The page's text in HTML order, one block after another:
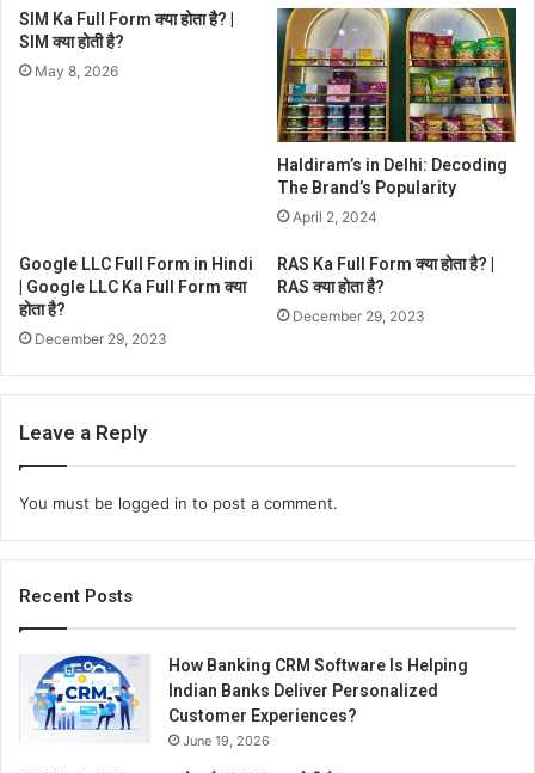
SIM Ka Full Form क्या होता है? |
SIM क्या होती है?
May 8, 2026
Haldiram’s in Delhi: Decoding
The Brand’s Popularity
April 2, 2024
Google LLC Full Form in Hindi
| Google LLC Ka Full Form क्या
होता है?
December 29, 2023
RAS Ka Full Form क्या होता है? |
RAS क्या होता है?
December 29, 2023
Leave a Reply
You must be logged in to post a comment.
Recent Posts
How Banking CRM Software Is Helping
Indian Banks Deliver Personalized
Customer Experiences?
June 19, 2026